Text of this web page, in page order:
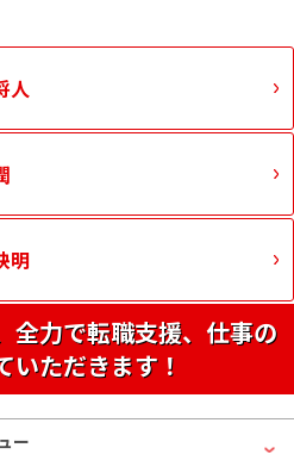
人
明
全力で転職支援、仕事の
いただきます！
ー